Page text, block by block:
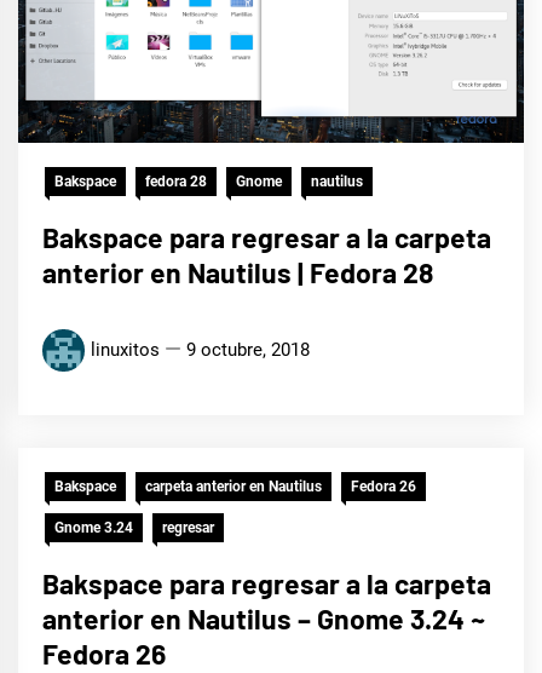
Bakspace fedora 28 Gnome nautilus
Bakspace para regresar a la carpeta
anterior en Nautilus | Fedora 28
linuxitos 9 octubre, 2018
Bakspace carpeta anterior en Nautilus Fedora 26
Gnome 3.24 regresar
Bakspace para regresar a la carpeta
anterior en Nautilus – Gnome 3.24 ~
Fedora 26